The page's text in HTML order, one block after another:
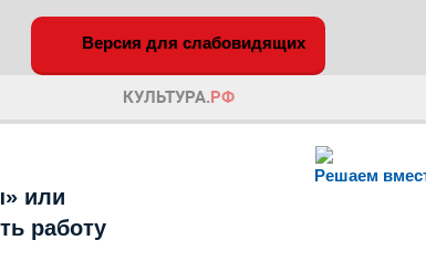
Версия для слабовидящих
Решаем
или
работу